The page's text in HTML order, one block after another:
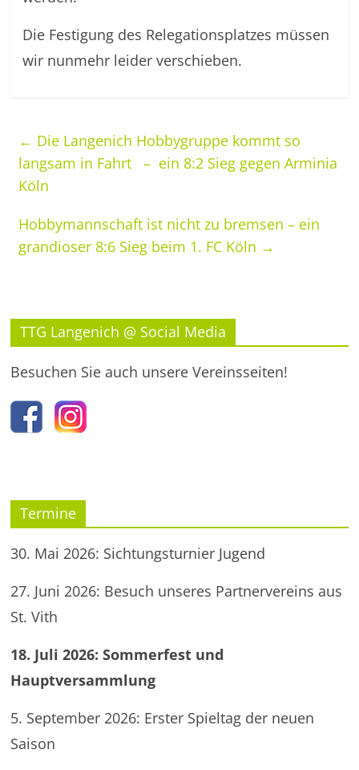
Die Festigung des Relegationsplatzes müssen
wir nunmehr leider verschieben.
← Die Langenich Hobbygruppe kommt so
langsam in Fahrt – ein 8:2 Sieg gegen Arminia
Köln
Hobbymannschaft ist nicht zu bremsen – ein
grandioser 8:6 Sieg beim 1. FC Köln →
TTG Langenich @ Social Media
Besuchen Sie auch unsere Vereinsseiten!
Termine
30. Mai 2026: Sichtungsturnier Jugend
27. Juni 2026: Besuch unseres Partnervereins aus
St. Vith
18. Juli 2026: Sommerfest und
Hauptversammlung
5. September 2026: Erster Spieltag der neuen
Saison